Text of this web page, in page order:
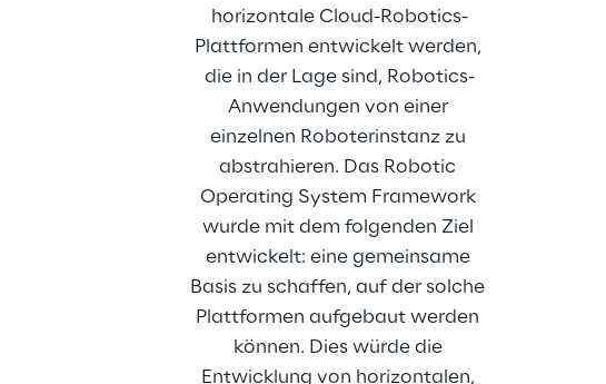
horizontale Cloud-Robotics-
Plattformen entwickelt werden,
die in der Lage sind, Robotics-
Anwendungen von einer
einzelnen Roboterinstanz zu
abstrahieren. Das Robotic
Operating System Framework
wurde mit dem folgenden Ziel
entwickelt: eine gemeinsame
Basis zu schaffen, auf der solche
Plattformen aufgebaut werden
können. Dies würde die
Entwicklung von horizontalen,